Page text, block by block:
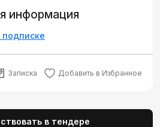
информация
подписке
Записка Добавить в Избранное
в тендере